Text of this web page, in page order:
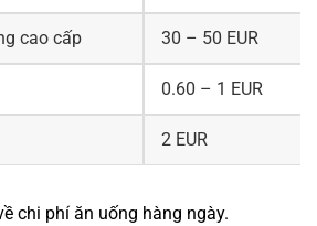
cao cấp 30 – 50 EUR
0.60 – 1 EUR
2 EUR
chi phí ăn uống hàng ngày.